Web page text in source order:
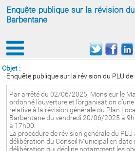
Enquête publique sur la révision
Barbentane
Objet :
Enquête publique sur la révision du PLU
Par arrêté du 02/06/2025, Monsieur le
ordonné l’ouverture et l’organisation
relative à la révision générale du Plan
Barbentane du vendredi 20/06/2025 à
à 17h00.
La procédure de révision générale du
délibération du Conseil Municipal en
délibération qui décline notamment les